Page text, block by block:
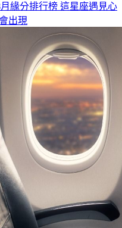
緣分排行榜 這星座遇見心
出現